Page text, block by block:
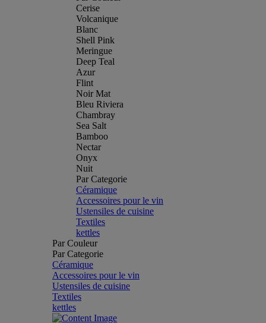
Cerise
Volcanique
Blanc
Shell Pink
Meringue
Deep Teal
Azur
Flint
Noir Mat
Bleu Riviera
Chambray
Sea Salt
Bamboo
Nectar
Onyx
Nuit
Par Categorie
Céramique
Accessoires pour le vin
Ustensiles de cuisine
Textiles
kettles
Par Couleur
Par Categorie
Céramique
Accessoires pour le vin
Ustensiles de cuisine
Textiles
kettles